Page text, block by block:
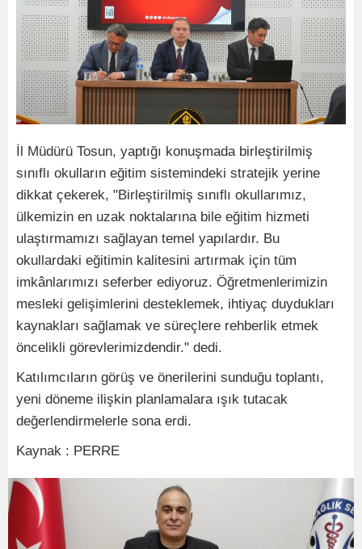
İl Müdürü Tosun, yaptığı konuşmada birleştirilmiş
sınıflı okulların eğitim sistemindeki stratejik yerine
dikkat çekerek, "Birleştirilmiş sınıflı okullarımız,
ülkemizin en uzak noktalarına bile eğitim hizmeti
ulaştırmamızı sağlayan temel yapılardır. Bu
okullardaki eğitimin kalitesini artırmak için tüm
imkânlarımızı seferber ediyoruz. Öğretmenlerimizin
mesleki gelişimlerini desteklemek, ihtiyaç duydukları
kaynakları sağlamak ve süreçlere rehberlik etmek
öncelikli görevlerimizdendir." dedi.
Katılımcıların görüş ve önerilerini sunduğu toplantı,
yeni döneme ilişkin planlamalara ışık tutacak
değerlendirmelerle sona erdi.
Kaynak : PERRE